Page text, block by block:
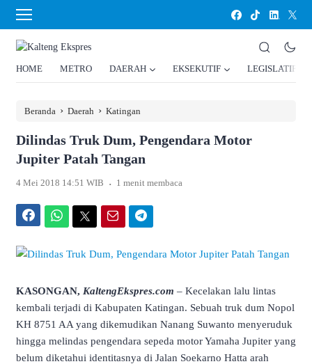
HOME METRO DAERAH EKSEKUTIF LEGISLATIF
Beranda › Daerah › Katingan
Dilindas Truk Dum, Pengendara Motor
Jupiter Patah Tangan
4 Mei 2018 14:51 WIB . 1 menit membaca
KASONGAN, KaltengEkspres.com – Kecelakan lalu lintas
kembali terjadi di Kabupaten Katingan. Sebuah truk dum Nopol
KH 8751 AA yang dikemudikan Nanang Suwanto menyeruduk
hingga melindas pengendara sepeda motor Yamaha Jupiter yang
belum diketahui identitasnya di Jalan Soekarno Hatta arah